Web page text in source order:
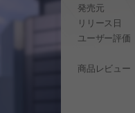
発売元
リリース日
ユーザー評価
商品レビュー